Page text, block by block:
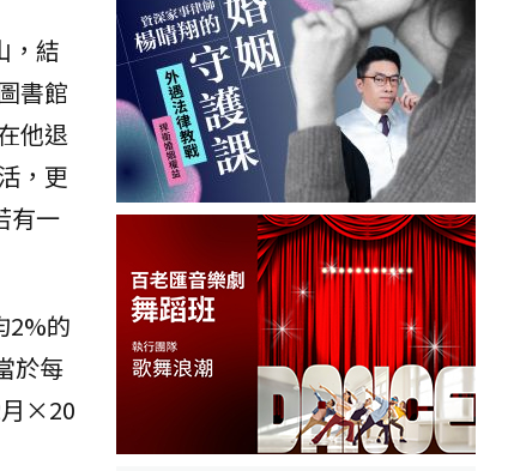
，結
書館
他退
，更
有一
2%的
於每
月×20